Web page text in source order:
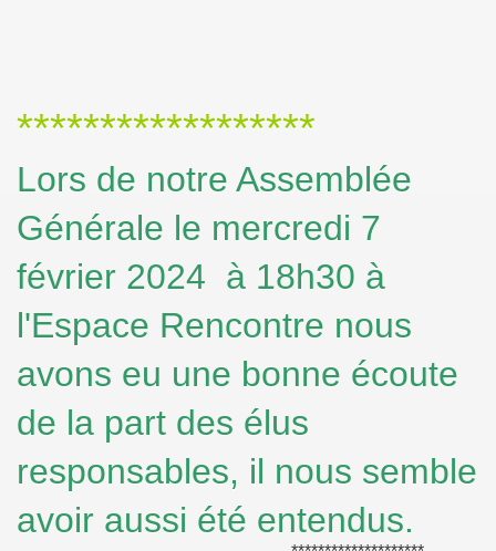
******************
Lors de notre Assemblée
Générale le mercredi 7
février 2024 à 18h30 à
l'Espace Rencontre nous
avons eu une bonne écoute
de la part des élus
responsables, il nous semble
avoir aussi été entendus.